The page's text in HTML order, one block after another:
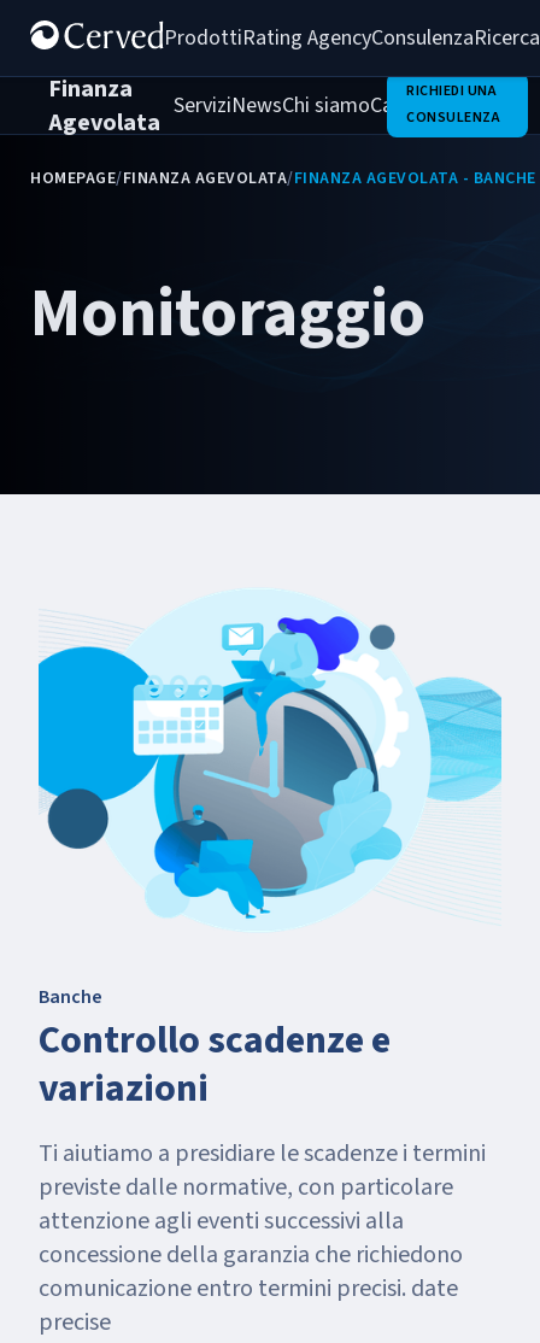
ProdottiRating AgencyConsulenza
Finanza
Agevolata
ServiziNewsChi siamoCasi di successo
RICHIEDI UNA
CONSULENZA
HOMEPAGE/FINANZA AGEVOLATA/FINANZA AGEVOLATA -
Monitoraggio
Banche
Controllo scadenze e
variazioni
Ti aiutiamo a presidiare le scadenze i termini
previste dalle normative, con particolare
attenzione agli eventi successivi alla
concessione della garanzia che richiedono
comunicazione entro termini precisi. date
precise